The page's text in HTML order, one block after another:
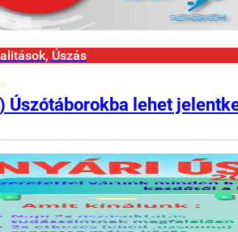
Úszás
Úszótáborokba lehet